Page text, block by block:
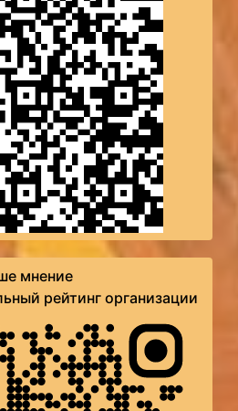
мнение
рейтинг организации